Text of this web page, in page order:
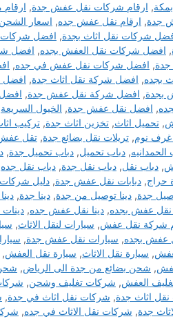
, ارقام شركات نقل عفش جدة,
جدة, ارقام نقل عفش جده, اسعار
شركات نقل اثاث بجدة, افضل شركات
, افضل شركات نقل العفش بجده, افضل
, افضل شركات نقل عفش في جده,
بجده, افضل شركة نقل اثاث جدة, افضل
بجدة, افضل شركة نقل عفش جدة,
, افضل نقل عفش جدة, الخيول السريعة
, تحميل اثاث, تخزين اثاث جدة, تركيب
غرف نوم, تريلات نقل بضائع جدة, تقل
الحمدانيه, دباب تحميل, دباب تحميل جدة,
, دباب نقل, دباب نقل جدة, دباب نقل جده
حراج, دبابات نقل عفش جدة, دليل
جدة, دينا توصيل من جدة, دينا جدة,
نقل عفش بجده, دينا نقل عفش جده,
شركة نقل عفش, سيارات لنقل الاثاث,
عفش بجده, سيارات نقل عفش جدة,
, سيارة نقل الاثاث, سيارة نقل العفش,
, شحن بضائع من جدة الى الرياض,
العفش, شركات تغليف وشحن,
اثاث جدة, شركات نقل اثاث في جدة,
جدة, شركات نقل الاثاث في جده,